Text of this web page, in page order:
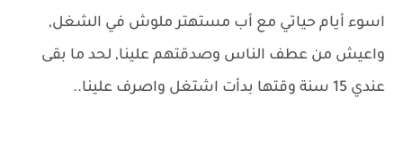
اسوء أيام حياتي مع أب مستهتر ملوش في الشغل,
واعيش من عطف الناس وصدقتهم علينا, لحد ما بقى
عندي 15 سنة وقتها بدأت اشتغل واصرف علينا..